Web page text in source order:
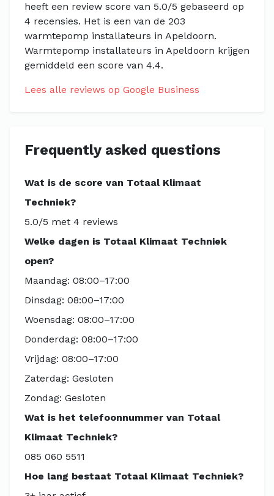
heeft een review score van 5.0/5 gebaseerd op
4 recensies. Het is een van de 203
warmtepomp installateurs in Apeldoorn.
Warmtepomp installateurs in Apeldoorn krijgen
gemiddeld een score van 4.4.
Lees alle reviews op Google Business
Frequently asked questions
Wat is de score van Totaal Klimaat
Techniek?
5.0/5 met 4 reviews
Welke dagen is Totaal Klimaat Techniek
open?
Maandag: 08:00–17:00
Dinsdag: 08:00–17:00
Woensdag: 08:00–17:00
Donderdag: 08:00–17:00
Vrijdag: 08:00–17:00
Zaterdag: Gesloten
Zondag: Gesloten
Wat is het telefoonnummer van Totaal
Klimaat Techniek?
085 060 5511
Hoe lang bestaat Totaal Klimaat Techniek?